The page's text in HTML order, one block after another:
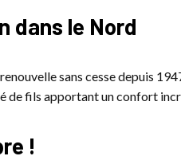
dans le Nord
sans cesse depuis
de fils apportant un confort
!